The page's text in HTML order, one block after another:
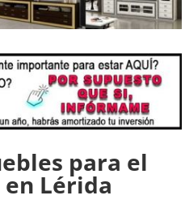
para el
Lérida